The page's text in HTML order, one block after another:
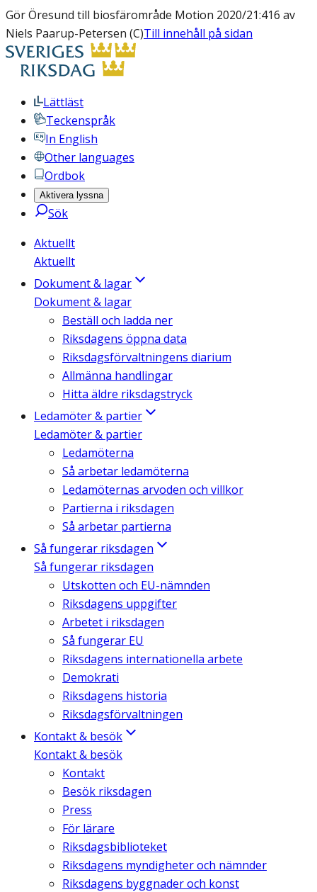
Gör Öresund till biosfärområde Motion 2020/21:416 av
Niels Paarup-Petersen (C)Till innehåll på sidan
Lättläst
Teckenspråk
In English
Other languages
Ordbok
Aktivera lyssna
Sök
Aktuellt
Aktuellt
Dokument & lagar
Dokument & lagar
Beställ och ladda ner
Riksdagens öppna data
Riksdagsförvaltningens diarium
Allmänna handlingar
Hitta äldre riksdagstryck
Ledamöter & partier
Ledamöter & partier
Ledamöterna
Så arbetar ledamöterna
Ledamöternas arvoden och villkor
Partierna i riksdagen
Så arbetar partierna
Så fungerar riksdagen
Så fungerar riksdagen
Utskotten och EU-nämnden
Riksdagens uppgifter
Arbetet i riksdagen
Så fungerar EU
Riksdagens internationella arbete
Demokrati
Riksdagens historia
Riksdagsförvaltningen
Kontakt & besök
Kontakt & besök
Kontakt
Besök riksdagen
Press
För lärare
Riksdagsbiblioteket
Riksdagens myndigheter och nämnder
Riksdagens byggnader och konst